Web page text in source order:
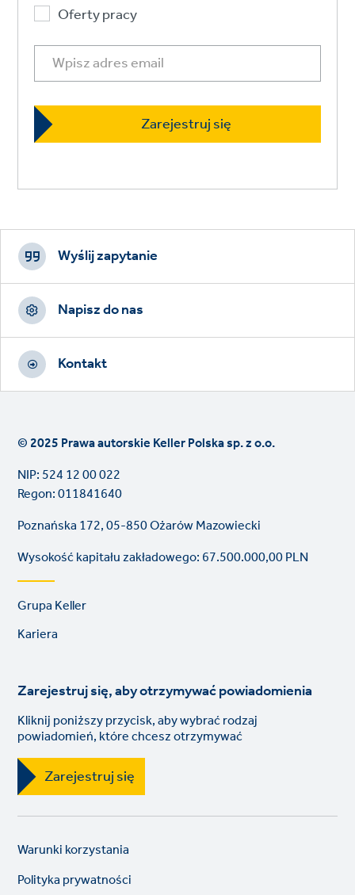
Oferty pracy
Footer
CTAs
Wyślij zapytanie
Napisz do nas
Kontakt
© 2025 Prawa autorskie Keller Polska sp. z o.o.
NIP: 524 12 00 022
Regon: 011841640
Poznańska 172, 05-850 Ożarów Mazowiecki
Wysokość kapitału zakładowego: 67.500.000,00 PLN
Footer
links
Grupa Keller
Kariera
Zarejestruj się, aby otrzymywać powiadomienia
Kliknij poniższy przycisk, aby wybrać rodzaj
powiadomień, które chcesz otrzymywać
Zarejestruj się
Legal
links
Warunki korzystania
Polityka prywatności